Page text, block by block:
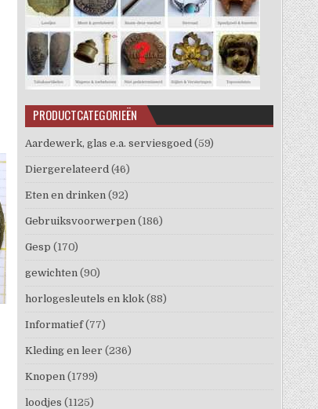
PRODUCTCATEGORIEËN
Aardewerk, glas e.a. serviesgoed (59)
Diergerelateerd (46)
Eten en drinken (92)
Gebruiksvoorwerpen (186)
Gesp (170)
gewichten (90)
horlogesleutels en klok (88)
Informatief (77)
Kleding en leer (236)
Knopen (1799)
loodjes (1125)